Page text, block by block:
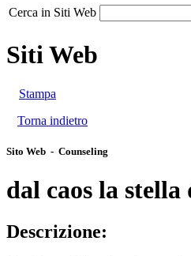
Cerca in Siti Web
Siti Web
Stampa
Torna indietro
Sito Web - Counseling
dal caos la stella
Descrizione: